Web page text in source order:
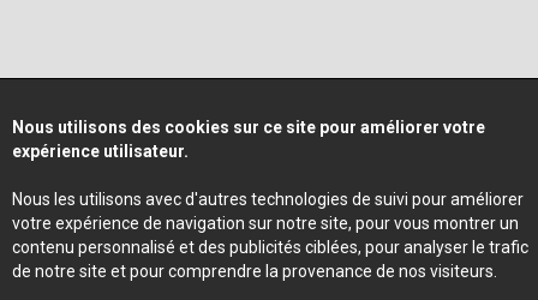
Nous utilisons des cookies sur ce site pour améliorer votre
expérience utilisateur.
Nous les utilisons avec d'autres technologies de suivi pour améliorer
votre expérience de navigation sur notre site, pour vous montrer un
contenu personnalisé et des publicités ciblées, pour analyser le trafic
de notre site et pour comprendre la provenance de nos visiteurs.